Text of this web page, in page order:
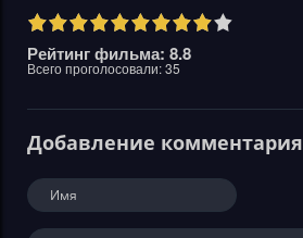
Рейтинг фильма: 8.8
Всего проголосовали:35
Добавление комментария